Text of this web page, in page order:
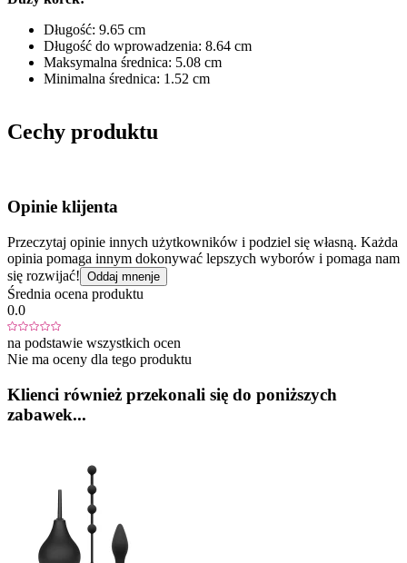
Długość: 9.65 cm
Długość do wprowadzenia: 8.64 cm
Maksymalna średnica: 5.08 cm
Minimalna średnica: 1.52 cm
Cechy produktu
Opinie klijenta
Przeczytaj opinie innych użytkowników i podziel się własną. Każda
opinia pomaga innym dokonywać lepszych wyborów i pomaga nam
się rozwijać! Oddaj mnenje
Średnia ocena produktu
0.0
na podstawie wszystkich ocen
Nie ma oceny dla tego produktu
Klienci również przekonali się do poniższych
zabawek...